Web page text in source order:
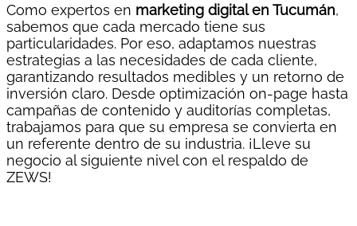
Como expertos en marketing digital en Tucumán,
sabemos que cada mercado tiene sus
particularidades. Por eso, adaptamos nuestras
estrategias a las necesidades de cada cliente,
garantizando resultados medibles y un retorno de
inversión claro. Desde optimización on-page hasta
campañas de contenido y auditorías completas,
trabajamos para que su empresa se convierta en
un referente dentro de su industria. ¡Lleve su
negocio al siguiente nivel con el respaldo de
ZEWS!